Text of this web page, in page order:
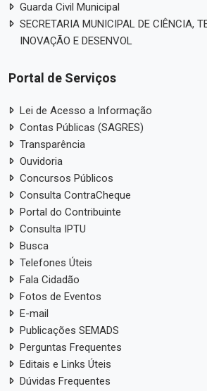
Guarda Civil Municipal
SECRETARIA MUNICIPAL DE CIÊNCIA,
INOVAÇÃO E DESENVOL
Portal de Serviços
Lei de Acesso a Informação
Contas Públicas (SAGRES)
Transparência
Ouvidoria
Concursos Públicos
Consulta ContraCheque
Portal do Contribuinte
Consulta IPTU
Busca
Telefones Úteis
Fala Cidadão
Fotos de Eventos
E-mail
Publicações SEMADS
Perguntas Frequentes
Editais e Links Úteis
Dúvidas Frequentes